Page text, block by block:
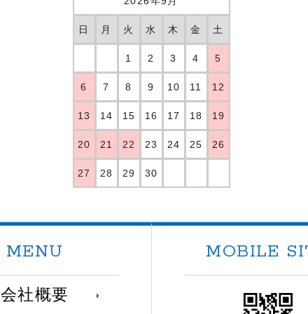
日 月 火 水 木 金 土
1 2 3 4 5
6 7 8 9 10 11 12
13 14 15 16 17 18 19
20 21 22 23 24 25 26
27 28 29 30
MENU
会社概要
MOBILE